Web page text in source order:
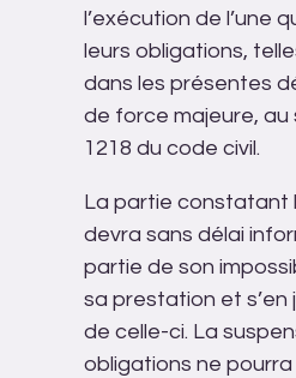
l’exécution de l’une
leurs obligations,
dans les présentes
de force majeure, au
1218 du code civil.
La partie constatant
devra sans délai
partie de son
sa prestation et s’en
de celle-ci. La
obligations ne